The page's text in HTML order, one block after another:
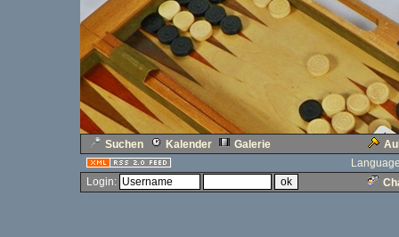
Suchen Kalender Galerie
Login: